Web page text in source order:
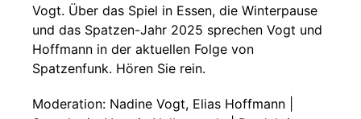
Vogt. Über das Spiel in Essen, die Winterpause
und das Spatzen-Jahr 2025 sprechen Vogt und
Hoffmann in der aktuellen Folge von
Spatzenfunk. Hören Sie rein.
Moderation: Nadine Vogt, Elias Hoffmann |